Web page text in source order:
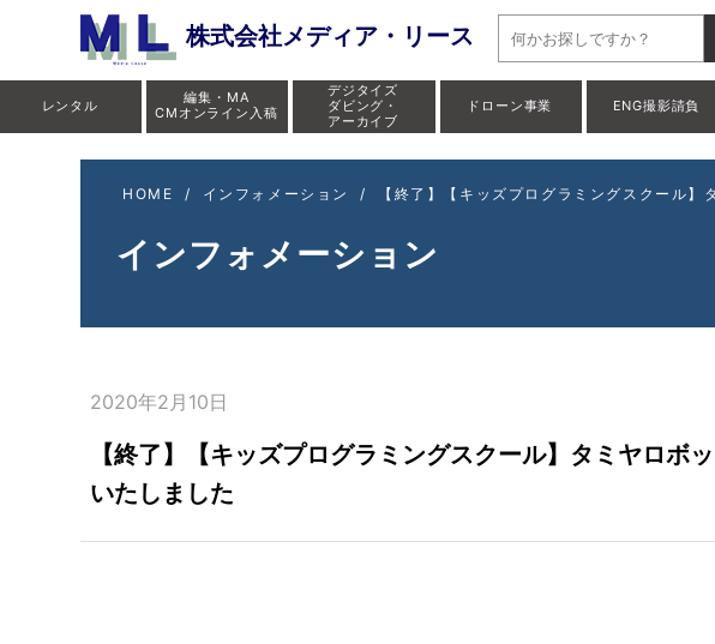
株式会社メディア・リース
レンタル
編集・MA
CMオンライン入稿
デジタイズ
ダビング・
アーカイブ
ドローン事業 ENG撮影請負
HOME / インフォメーション / 【終了】【キッズプログラミングスクール
インフォメーション
2020年2月10日
【終了】【キッズプログラミングスクール】タミヤロ
いたしました